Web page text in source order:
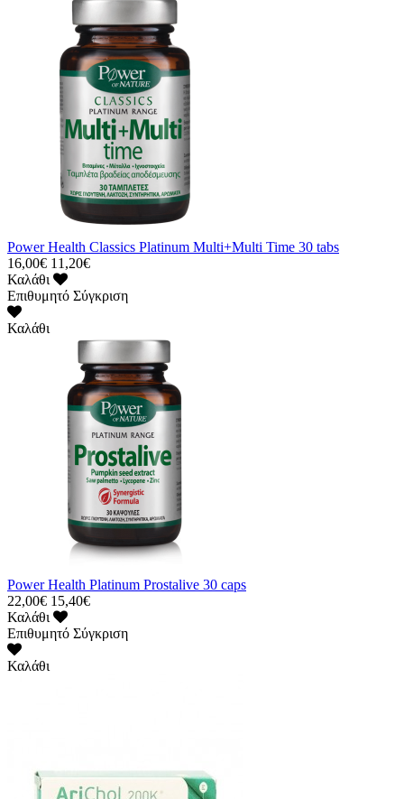
Power Health Classics Platinum Multi+Multi Time 30 tabs
16,00€ 11,20€
Καλάθι
Επιθυμητό Σύγκριση
Καλάθι
Power Health Platinum Prostalive 30 caps
22,00€ 15,40€
Καλάθι
Επιθυμητό Σύγκριση
Καλάθι